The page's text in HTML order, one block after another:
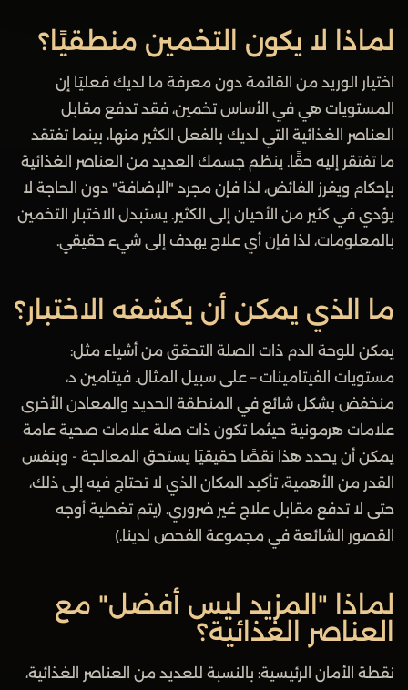
لماذا لا يكون التخمين منطقيًا؟
اختيار الوريد من القائمة دون معرفة ما لديك فعليًا إن
المستويات هي في الأساس تخمين، فقد تدفع مقابل
العناصر الغذائية التي لديك بالفعل الكثير منها، بينما تفتقد
ما تفتقر إليه حقًا. ينظم جسمك العديد من العناصر الغذائية
بإحكام ويفرز الفائض، لذا فإن مجرد "الإضافة" دون الحاجة لا
يؤدي في كثير من الأحيان إلى الكثير. يستبدل الاختبار التخمين
بالمعلومات، لذا فإن أي علاج يهدف إلى شيء حقيقي.
ما الذي يمكن أن يكشفه الاختبار؟
يمكن للوحة الدم ذات الصلة التحقق من أشياء مثل:
مستويات الفيتامينات – على سبيل المثال. فيتامين د،
منخفض بشكل شائع في المنطقة الحديد والمعادن الأخرى
علامات هرمونية حيثما تكون ذات صلة علامات صحية عامة
يمكن أن يحدد هذا نقصًا حقيقيًا يستحق المعالجة - وبنفس
القدر من الأهمية، تأكيد المكان الذي لا تحتاج فيه إلى ذلك،
حتى لا تدفع مقابل علاج غير ضروري. (يتم تغطية أوجه
القصور الشائعة في مجموعة الفحص لدينا.)
لماذا "المزيد ليس أفضل" مع
العناصر الغذائية؟
نقطة الأمان الرئيسية: بالنسبة للعديد من العناصر الغذائية،